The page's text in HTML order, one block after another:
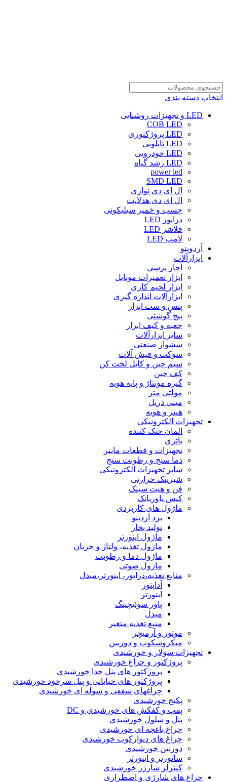
انتخاب دسته بندی
LED و تجهیزات روشنایی
COB LED
LED پروژکتوری
LED تابلویی
LED خودرویی
LED رشد گیاه
power led
SMD LED
ال ای دی نواری
ال ای دی هدلایت
چسب و خمیر سیلیکونی
درایور LED
فلاشر LED
لامپ LED
آردوینو
ابزارآلات
آچار پرسی
ابزار تعمیرات موبایل
ابزار لحیم کاری
ابزارآلات اندازه گیری
پنس و ست ابزار
پیچ گوشتی
جعبه و کیف ابزار
سایر ابزارآلات
سشوار صنعتی
سوکت و فیش آلات
سیم چین و کابل لخت کن
کف چین
گیره مونتاژ و پایه هویه
مولتی متر
مینی دریل
هیتر و هویه
تجهیزات الکترونیکی
المان خنک کننده
باتری
تجهیزات و قطعات ماینر
دما سنج و رطوبت سنج
سایر تجهیزات الکترونیکی
شیرینک حرارتی
فن و هیت سینک
کیس پاوربانک
ماژول های کاربردی
برد آردینو
تولید بخار
ماژول اینورتر
ماژول تغذیه، ولتاژ و جریان
ماژول دما و رطوبت
ماژول صوتی
منابع تغذیه،درایور، اینورتر،مبدل
آداپتور
اینورتر
پاور سوئیچینگ
مبدل
منبع تغذیه متغیر
موتور و آرمیچر
میکروسکوپ و دوربین
تجهیزات سولار و خورشیدی
پروژکتور و چراغ خورشیدی
پروژکتور های پنل جدا خورشیدی
پروژکتور های خیابانی و پنل سرخود خورشیدی
چراغهای سقفی و سوله ای خورشیدی
پکیج خورشیدی
پمپ و کفکش های خورشیدی و DC
پنل و سلول خورشیدی
چراغ باغچه ای خورشیدی
چراغ های دیوارکوب خورشیدی
دوربین خورشیدی
سانورتر و اینورتر
کنترلر شارژر خورشیدی
چراغ های شارژی و اضطراری